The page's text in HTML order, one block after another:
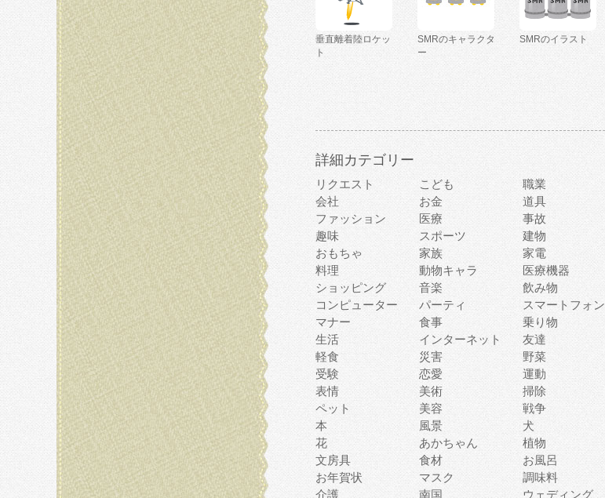
垂直離着陸ロケッ
ト
SMRのキャラクタ
ー
SMRのイラスト
詳細カテゴリー
リクエスト こども 職業
会社
お金 道具
ファッション
医療 事故
趣味
スポーツ 建物
おもちゃ
家族 家電
料理
動物キャラ 医療機器
ショッピング
音楽 飲み物
コンピューター
パーティ スマートフォン
マナー
食事 乗り物
生活
インターネット 友達
軽食
災害 野菜
受験
恋愛 運動
表情
美術 掃除
ペット
美容 戦争
本
風景 犬
花
あかちゃん 植物
文房具
食材 お風呂
お年賀状
マスク 調味料
介護
南国 ウェディング